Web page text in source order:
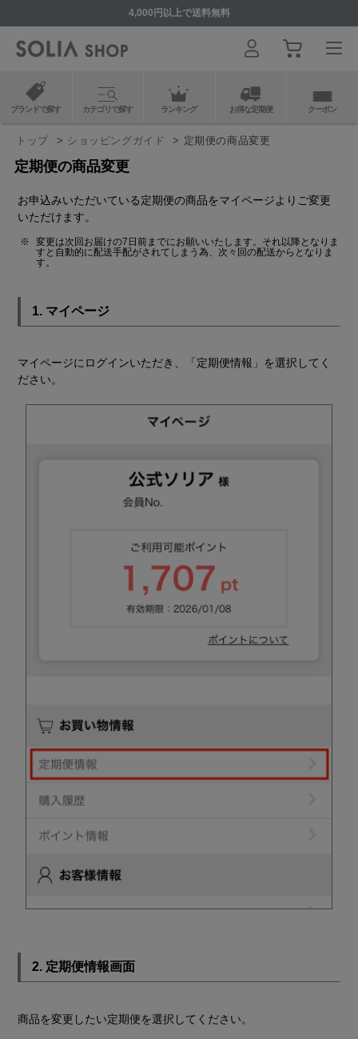
4,000円以上で送料無料
ブランドで探す カテゴリで探す ランキング お得な定期便 クーポン
トップ ショッピングガイド 定期便の商品変更
定期便の商品変更
お申込みいただいている定期便の商品をマイページよりご変更
いただけます。
変更は次回お届けの7日前までにお願いいたします。それ以降となりま
すと自動的に配送手配がされてしまう為、次々回の配送からとなりま
す。
1. マイページ
マイページにログインいただき、「定期便情報」を選択してく
ださい。
2. 定期便情報画面
商品を変更したい定期便を選択してください。